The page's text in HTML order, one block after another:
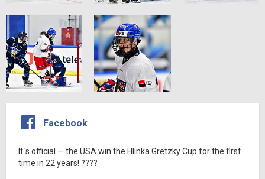
Facebook
It´s official — the USA win the Hlinka Gretzky Cup for the first
time in 22 years! ????